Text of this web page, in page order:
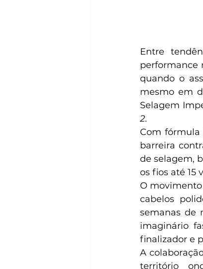
Entre
performance
quando o
mesmo em
Selagem
2.
Com fórmula
barreira
de selagem,
os fios até 15
O
cabelos
semanas de
imaginário
finalizador e
A
território